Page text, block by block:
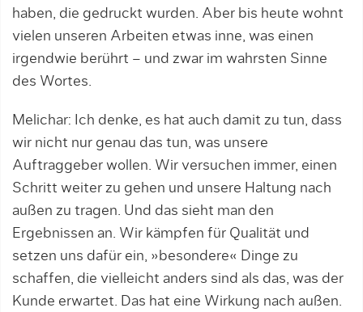
haben, die gedruckt wurden. Aber bis heute wohnt
vielen unseren Arbeiten etwas inne, was einen
irgendwie berührt – und zwar im wahrsten Sinne
des Wortes.
Melichar: Ich denke, es hat auch damit zu tun, dass
wir nicht nur genau das tun, was unsere
Auftraggeber wollen. Wir versuchen immer, einen
Schritt weiter zu gehen und unsere Haltung nach
außen zu tragen. Und das sieht man den
Ergebnissen an. Wir kämpfen für Qualität und
setzen uns dafür ein, »besondere« Dinge zu
schaffen, die vielleicht anders sind als das, was der
Kunde erwartet. Das hat eine Wirkung nach außen.